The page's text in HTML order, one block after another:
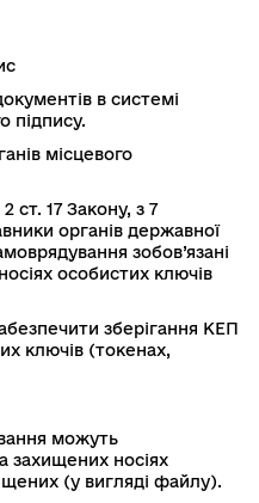
в системі
підпису.
місцевого
ст. 17 Закону, з 7
органів державної
зобов’язані
особистих ключів
зберігання КЕП
ключів (токенах,
можуть
захищених носіях
(у вигляді файлу).